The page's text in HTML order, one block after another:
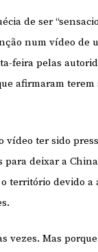
de ser
num vídeo de
feira pelas
afirmaram
vídeo ter sido
para deixar a
território devido a
vezes. Mas